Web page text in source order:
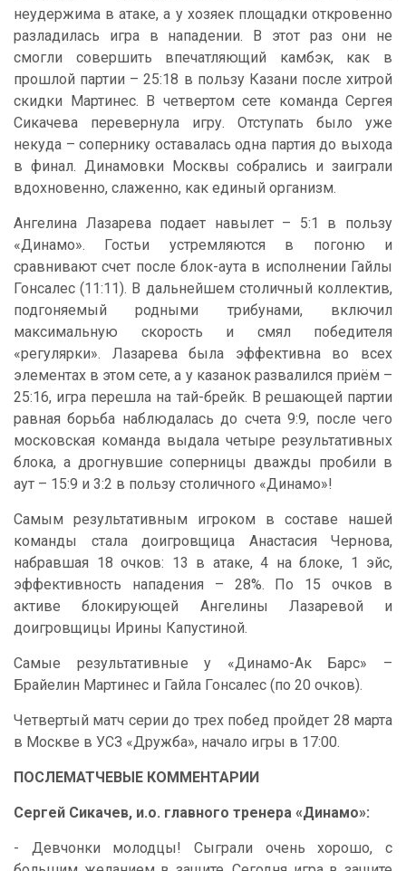
неудержима в атаке, а у хозяек площадки откровенно
разладилась игра в нападении. В этот раз они не
смогли совершить впечатляющий камбэк, как в
прошлой партии – 25:18 в пользу Казани после хитрой
скидки Мартинес. В четвертом сете команда Сергея
Сикачева перевернула игру. Отступать было уже
некуда – сопернику оставалась одна партия до выхода
в финал. Динамовки Москвы собрались и заиграли
вдохновенно, слаженно, как единый организм.
Ангелина Лазарева подает навылет – 5:1 в пользу
«Динамо». Гостьи устремляются в погоню и
сравнивают счет после блок-аута в исполнении Гайлы
Гонсалес (11:11). В дальнейшем столичный коллектив,
подгоняемый родными трибунами, включил
максимальную скорость и смял победителя
«регулярки». Лазарева была эффективна во всех
элементах в этом сете, а у казанок развалился приём –
25:16, игра перешла на тай-брейк. В решающей партии
равная борьба наблюдалась до счета 9:9, после чего
московская команда выдала четыре результативных
блока, а дрогнувшие соперницы дважды пробили в
аут – 15:9 и 3:2 в пользу столичного «Динамо»!
Самым результативным игроком в составе нашей
команды стала доигровщица Анастасия Чернова,
набравшая 18 очков: 13 в атаке, 4 на блоке, 1 эйс,
эффективность нападения – 28%. По 15 очков в
активе блокирующей Ангелины Лазаревой и
доигровщицы Ирины Капустиной.
Самые результативные у «Динамо-Ак Барс» –
Брайелин Мартинес и Гайла Гонсалес (по 20 очков).
Четвертый матч серии до трех побед пройдет 28 марта
в Москве в УСЗ «Дружба», начало игры в 17:00.
ПОСЛЕМАТЧЕВЫЕ КОММЕНТАРИИ
Сергей Сикачев, и.о. главного тренера «Динамо»:
- Девчонки молодцы! Сыграли очень хорошо, с